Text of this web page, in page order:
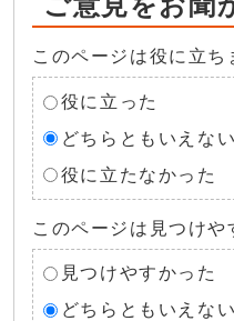
このページは役に立ち
役に立った
どちらともいえない
役に立たなかった
このページは見つけや
見つけやすかった
どちらともいえない